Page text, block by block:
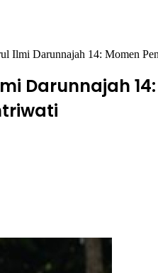
Ilmi Darunnajah 14: Momen
Darunnajah